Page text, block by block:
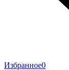
Избранное0